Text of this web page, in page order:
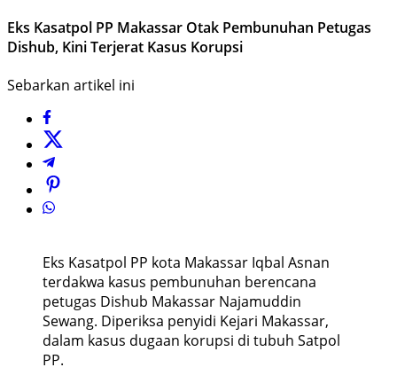
Eks Kasatpol PP Makassar Otak Pembunuhan Petugas
Dishub, Kini Terjerat Kasus Korupsi
Sebarkan artikel ini
Eks Kasatpol PP kota Makassar Iqbal Asnan
terdakwa kasus pembunuhan berencana
petugas Dishub Makassar Najamuddin
Sewang. Diperiksa penyidi Kejari Makassar,
dalam kasus dugaan korupsi di tubuh Satpol
PP.